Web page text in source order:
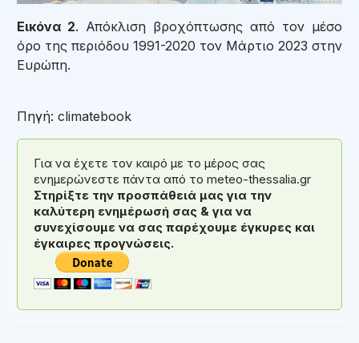
Εικόνα 2. Απόκλιση βροχόπτωσης από τον μέσο
όρο της περιόδου 1991-2020 τον Μάρτιο 2023 στην
Ευρώπη.
Πηγή: climatebook
Για να έχετε τον καιρό με το μέρος σας
ενημερώνεστε πάντα από το meteo-thessalia.gr
Στηρίξτε την προσπάθειά μας για την
καλύτερη ενημέρωσή σας & για να
συνεχίσουμε να σας παρέχουμε έγκυρες και
έγκαιρες προγνώσεις.